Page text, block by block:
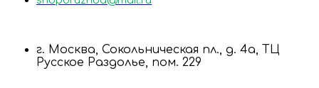
г. Москва, Сокольническая пл., д. 4а, ТЦ
Русское Раздолье, пом. 229